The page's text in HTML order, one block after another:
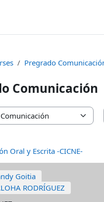
Pregrado
Comunicación
Oral y Escrita -CICNE-
Goitia
RODRÍGUEZ